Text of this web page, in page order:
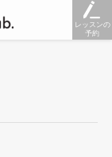
レッスンの
予約